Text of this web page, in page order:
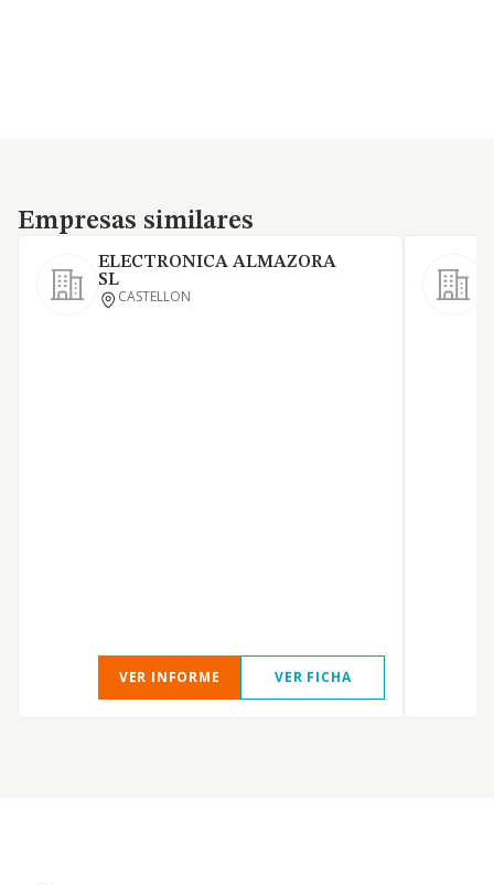
Empresas similares
Empresas similares
ELECTRONICA ALMAZORA
SL
CASTELLON
VER INFORME VER FICHA